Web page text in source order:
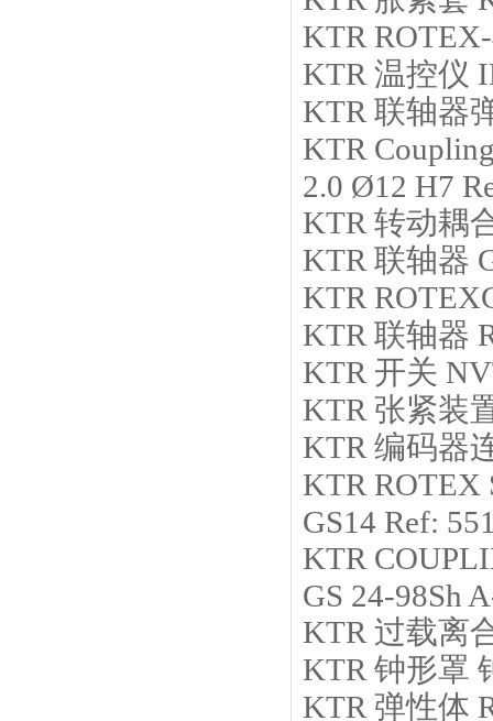
KTR
KTR 温控仪
KTR 联轴器
KTR
2.0 Ø12 H7
KTR 转动耦
KTR 联轴器
KTR
KTR 联轴器
KTR 开关
KTR 张紧装
KTR 编码器
KTR ROTEX
GS14 Ref:
KTR
GS 24-98Sh
KTR 过载离
KTR 钟形罩
KTR 弹性体